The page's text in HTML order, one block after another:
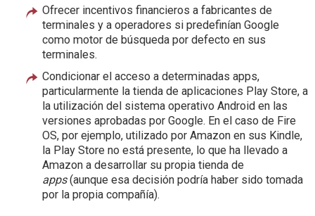
Ofrecer incentivos financieros a fabricantes de
terminales y a operadores si predefinían Google
como motor de búsqueda por defecto en sus
terminales.
Condicionar el acceso a determinadas apps,
particularmente la tienda de aplicaciones Play Store, a
la utilización del sistema operativo Android en las
versiones aprobadas por Google. En el caso de Fire
OS, por ejemplo, utilizado por Amazon en sus Kindle,
la Play Store no está presente, lo que ha llevado a
Amazon a desarrollar su propia tienda de
apps(aunque esa decisión podría haber sido tomada
por la propia compañía).